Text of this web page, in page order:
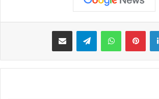
لينكدإن بينتيريستواتساب تيلقرام مشاركة عبر البريد